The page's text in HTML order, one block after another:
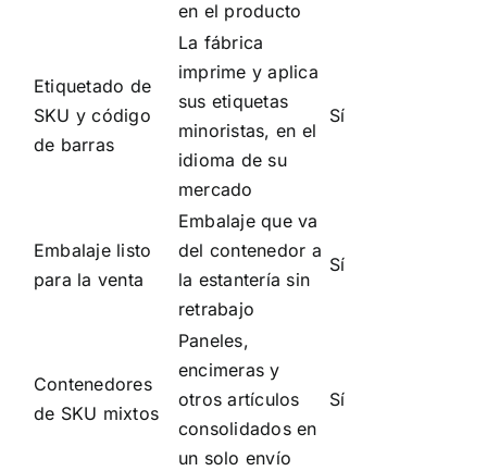
en el producto
Etiquetado de
SKU y código
de barras
La fábrica
imprime y aplica
sus etiquetas
minoristas, en el
idioma de su
mercado
Sí
Embalaje listo
para la venta
Embalaje que va
del contenedor a
la estantería sin
retrabajo
Sí
Contenedores
de SKU mixtos
Paneles,
encimeras y
otros artículos
consolidados en
un solo envío
Sí